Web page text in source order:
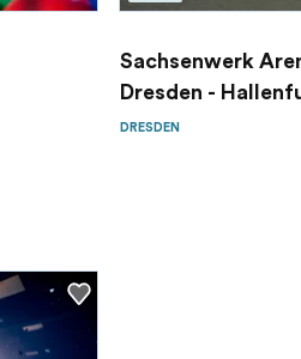
Sachsenwerk
Dresden -
DRESDEN